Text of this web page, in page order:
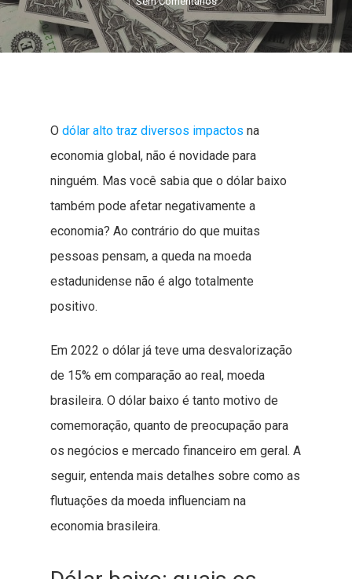
O dólar alto traz diversos impactos na
economia global, não é novidade para
ninguém. Mas você sabia que o dólar baixo
também pode afetar negativamente a
economia? Ao contrário do que muitas
pessoas pensam, a queda na moeda
estadunidense não é algo totalmente
positivo.
Em 2022 o dólar já teve uma desvalorização
de 15% em comparação ao real, moeda
brasileira. O dólar baixo é tanto motivo de
comemoração, quanto de preocupação para
os negócios e mercado financeiro em geral. A
seguir, entenda mais detalhes sobre como as
flutuações da moeda influenciam na
economia brasileira.